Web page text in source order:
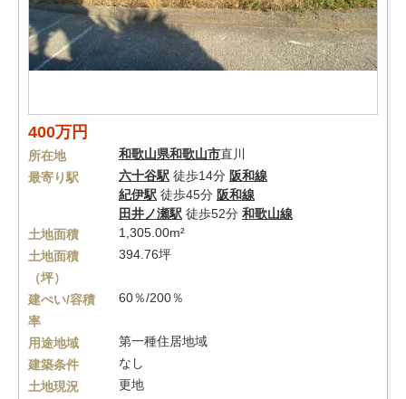
400万円
所在地 和歌山県和歌山市直川
最寄り駅
六十谷駅 徒歩14分 阪和線
紀伊駅 徒歩45分 阪和線
田井ノ瀬駅 徒歩52分 和歌山線
土地面積
1,305.00m²
土地面積
（坪）
394.76坪
建ぺい/容積
率
60％/200％
用途地域
第一種住居地域
建築条件
なし
土地現況
更地